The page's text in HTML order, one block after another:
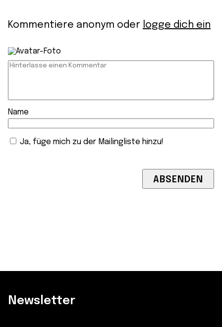
Kommentiere anonym oder logge dich ein
Name
Ja, füge mich zu der Mailingliste hinzu!
Newsletter